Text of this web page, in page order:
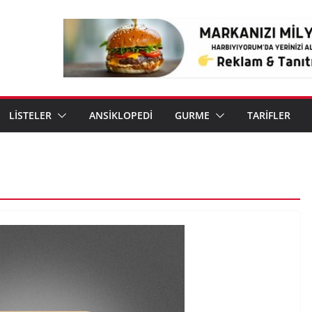
LİSTELER ANSİKLOPEDİ GURME TARİFLER